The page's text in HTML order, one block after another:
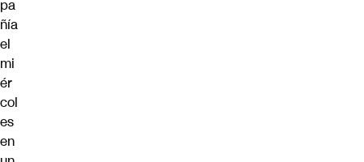
pa
ñía
el
mi
ér
col
es
en